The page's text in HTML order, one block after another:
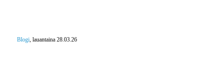
Blogi, lauantaina 28.03.26